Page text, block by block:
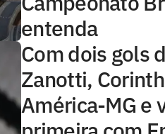
entenda
Com dois gols
Zanotti,
América-MG e